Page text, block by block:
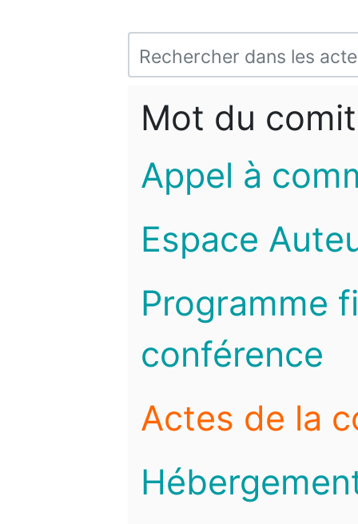
Mot du
Appel à
Espace
Programme
conférence
Actes de la